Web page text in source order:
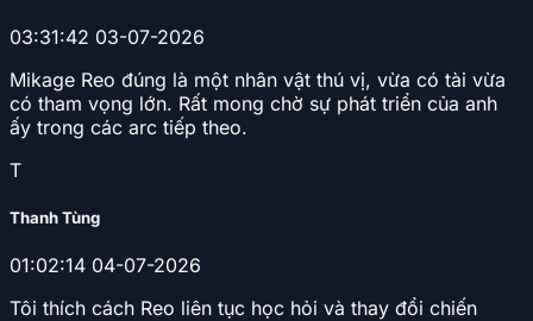
03:31:42 03-07-2026
Mikage Reo đúng là một nhân vật thú vị, vừa có tài vừa
có tham vọng lớn. Rất mong chờ sự phát triển của anh
ấy trong các arc tiếp theo.
T
Thanh Tùng
01:02:14 04-07-2026
Tôi thích cách Reo liên tục học hỏi và thay đổi chiến